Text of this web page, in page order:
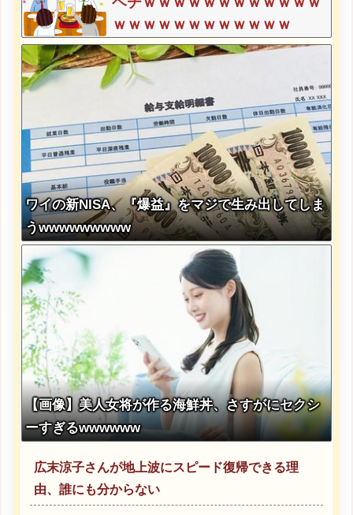
ｗｗｗｗｗｗｗｗｗｗｗｗ
ワイの新NISA、『爆益』をマジで生み出してしま
うwwwwwwwww
【画像】美人女将が作る海鮮丼、さすがにセクシ
ーすぎるwwwwww
広末涼子さんが地上波にスピード復帰できる理
由、誰にも分からない